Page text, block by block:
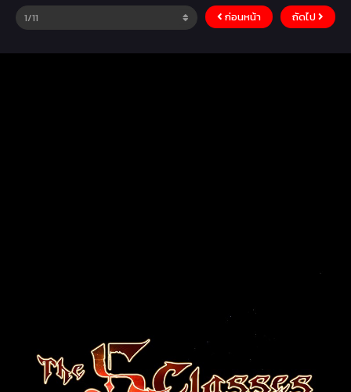
ก่อนหน้า ถัดไป